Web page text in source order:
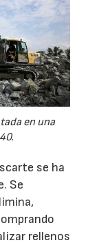
en una
se ha
Se
rellenos